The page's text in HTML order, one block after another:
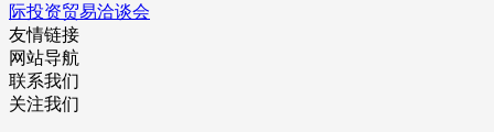
际投资贸易洽谈会
友情链接
网站导航
联系我们
关注我们